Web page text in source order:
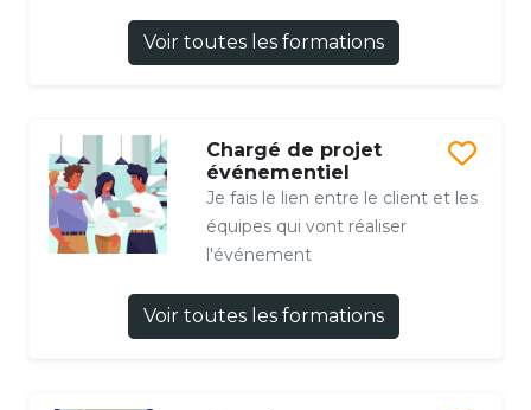
Voir toutes les formations
Chargé de projet
événementiel
Je fais le lien entre le client et les
équipes qui vont réaliser
l'événement
Voir toutes les formations